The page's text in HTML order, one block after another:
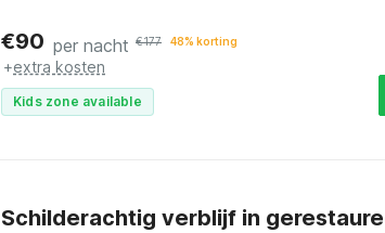
€90 per nacht €177 48% korting
+extra kosten
Kids zone available
Schilderachtig verblijf in